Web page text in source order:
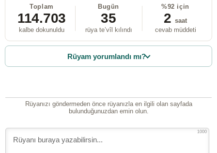
Toplam
114.703
kalbe dokunuldu
Bugün
35
rüya te’vîl kılındı
%92 için
2 saat
cevab müddeti
Rüyam yorumlandı mı?
Rüyanızı göndermeden önce rüyanızla en ilgili olan sayfada
bulunduğunuzdan emin olun.
1000